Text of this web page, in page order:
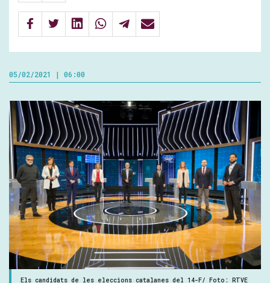
05/02/2021 | 06:00
Els candidats de les eleccions catalanes del 14-F/ Foto: RTVE